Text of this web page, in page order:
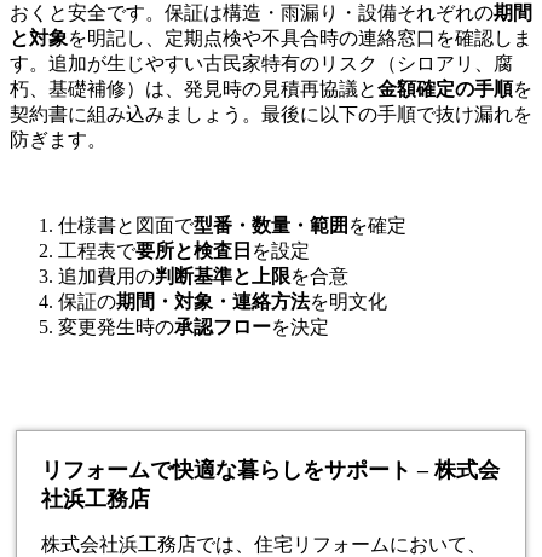
おくと安全です。保証は構造・雨漏り・設備それぞれの期間
と対象を明記し、定期点検や不具合時の連絡窓口を確認しま
す。追加が生じやすい古民家特有のリスク（シロアリ、腐
朽、基礎補修）は、発見時の見積再協議と金額確定の手順を
契約書に組み込みましょう。最後に以下の手順で抜け漏れを
防ぎます。
仕様書と図面で型番・数量・範囲 を確定
工程表で要所と検査日 を設定
追加費用の判断基準と上限を合意
保証の期間・対象・連絡方法を明文化
変更発生時の承認フローを決定
リフォームで快適な暮らしをサポート – 株式会
社浜工務店
株式会社浜工務店では、住宅リフォームにおいて、